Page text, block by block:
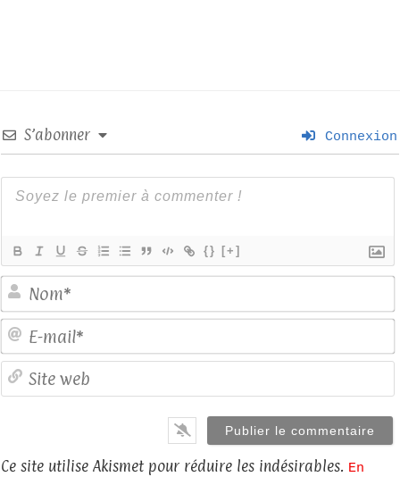
S’abonner Connexion
{} [+]
Ce site utilise Akismet pour réduire les indésirables. En